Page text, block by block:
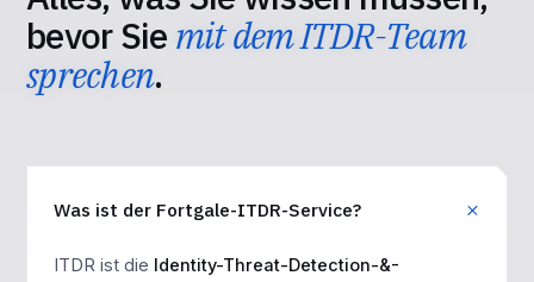
bevor Sie mit dem ITDR-Team
sprechen.
Was ist der Fortgale-ITDR-Service?
ITDR ist die Identity-Threat-Detection-&-